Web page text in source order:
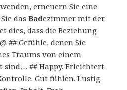
erneuern Sie eine
dasBadezimmer mit der
dies, dass die Beziehung
## Gefühle, denen Sie
Traums von einem
sind… ## Happy. Erleichtert.
Gut fühlen. Lustig.